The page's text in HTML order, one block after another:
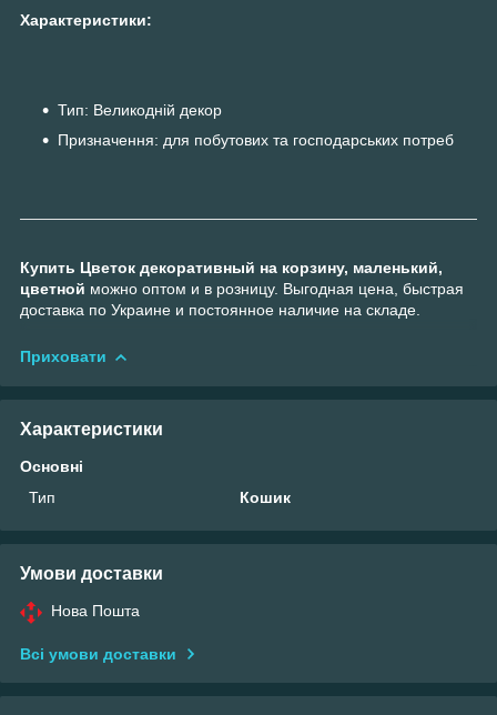
Характеристики:
Тип: Великодній декор
Призначення: для побутових та господарських потреб
Купить Цветок декоративный на корзину, маленький,
цветной можно оптом и в розницу. Выгодная цена, быстрая
доставка по Украине и постоянное наличие на складе.
Приховати
Характеристики
Основні
Тип
Кошик
Умови доставки
Нова Пошта
Всі умови доставки